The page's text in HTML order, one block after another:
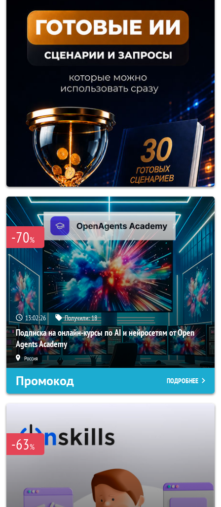
-70%
13:02:23 Получили:18
Подписка на онлайн-курсы по AI и нейросетям от Open
Agents Academy
Россия
Промокод ПОДРОБНЕЕ
-63%